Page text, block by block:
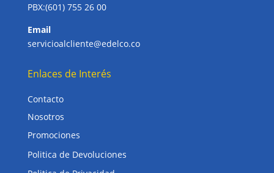
PBX:(601) 755 26 00
Email
servicioalcliente@edelco.co
Enlaces de Interés
Contacto
Nosotros
Promociones
Politica de Devoluciones